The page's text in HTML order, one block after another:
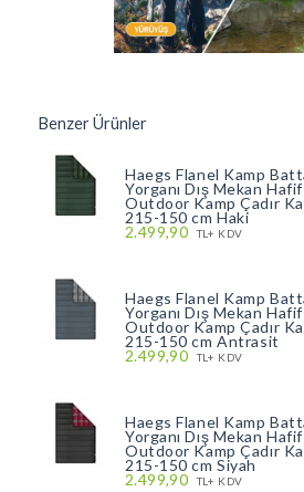
Benzer Ürünler
Haegs Flanel Kamp
Yorganı Dış Mekan
Outdoor Kamp Çadır
215-150 cm Haki
2.499,90 TL+ KDV
Haegs Flanel Kamp
Yorganı Dış Mekan
Outdoor Kamp Çadır
215-150 cm Antrasit
2.499,90 TL+ KDV
Haegs Flanel Kamp
Yorganı Dış Mekan
Outdoor Kamp Çadır
215-150 cm Siyah
2.499,90 TL+ KDV